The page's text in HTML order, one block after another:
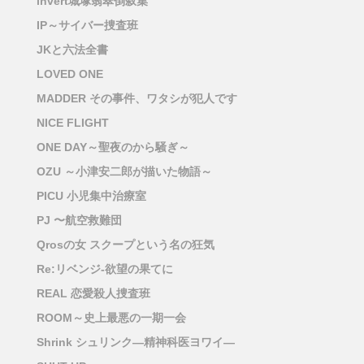
IP～サイバー捜査班
JKと六法全書
LOVED ONE
MADDER その事件、ワタシが犯人です
NICE FLIGHT
ONE DAY～聖夜のから騒ぎ～
OZU ～小津安二郎が描いた物語～
PICU 小児集中治療室
PJ 〜航空救難団
Qrosの女 スクープという名の狂気
Re:リベンジ-欲望の果てに
REAL 恋愛殺人捜査班
ROOM～史上最悪の一期一会
Shrink シュリンク―精神科医ヨワイ―